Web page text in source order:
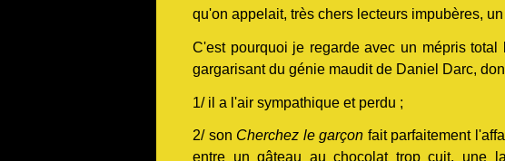
qu'on appelait, très chers lecteurs impubères,
C'est pourquoi je regarde avec un mépris
gargarisant du génie maudit de Daniel Darc,
1/ il a l'air sympathique et perdu ;
2/ son Cherchez le garçon fait parfaitement
entre un gâteau au chocolat trop cuit, une